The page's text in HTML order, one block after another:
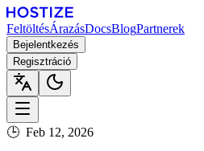
FeltöltésÁrazásDocsBlogPartnerek
Bejelentkezés
Regisztráció
🕒 Feb 12, 2026